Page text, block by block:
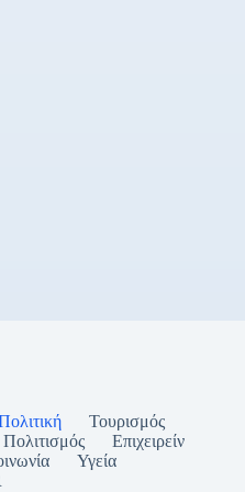
Τουρισμός
Πολιτισμός
Επιχειρείν
Υγεία